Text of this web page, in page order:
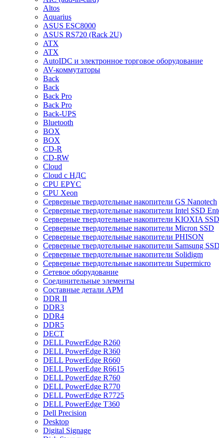
Altos
Aquarius
ASUS ESC8000
ASUS RS720 (Rack 2U)
ATX
ATX
AutoIDC и электронное торговое оборудование
AV-коммутаторы
Back
Back
Back Pro
Back Pro
Back-UPS
Bluetooth
BOX
BOX
CD-R
CD-RW
Cloud
Cloud с НДС
CPU EPYC
CPU Xeon
Cерверные твердотельные накопители GS Nanotech
Cерверные твердотельные накопители Intel SSD
Cерверные твердотельные накопители KIOXIA SSD
Cерверные твердотельные накопители Micron SSD
Cерверные твердотельные накопители PHISON
Cерверные твердотельные накопители Samsung
Cерверные твердотельные накопители Solidigm
Cерверные твердотельные накопители Supermicro
Cетевое оборудование
Cоединительные элементы
Cоставные детали АРМ
DDR II
DDR3
DDR4
DDR5
DECT
DELL PowerEdge R260
DELL PowerEdge R360
DELL PowerEdge R660
DELL PowerEdge R6615
DELL PowerEdge R760
DELL PowerEdge R770
DELL PowerEdge R7725
DELL PowerEdge T360
Dell Precision
Desktop
Digital Signage